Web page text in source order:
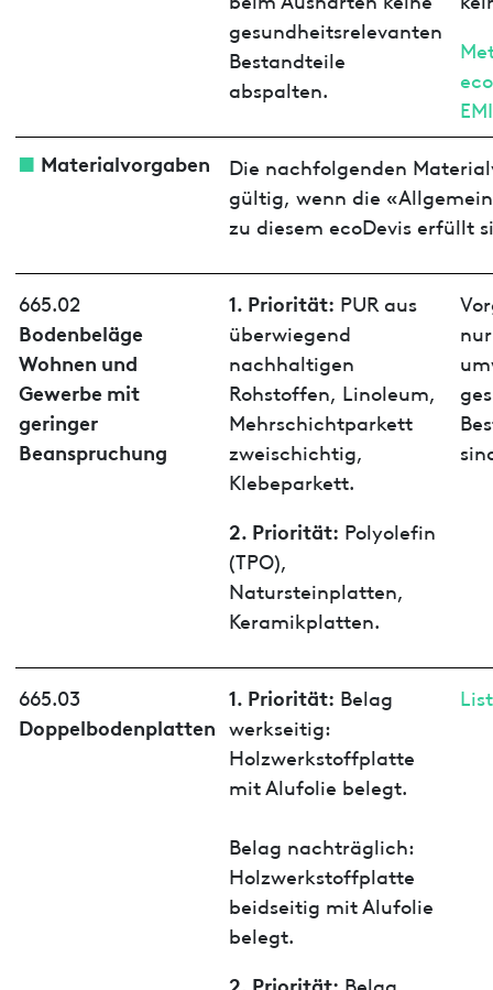
gesundheitsrelevanten
Bestandteile
abspalten.
Materialvorgaben
Die nachfolgenden
gültig, wenn die
zu diesem ecoDevis erfüllt
665.02
Bodenbeläge
Wohnen und
Gewerbe mit
geringer
Beanspruchung
1. Priorität: PUR aus
überwiegend
nachhaltigen
Rohstoffen, Linoleum,
Mehrschichtparkett
zweischichtig,
Klebeparkett.
2. Priorität: Polyolefin
(TPO),
Natursteinplatten,
Keramikplatten.
665.03
Doppelbodenplatten
1. Priorität: Belag
werkseitig:
Holzwerkstoffplatte
mit Alufolie belegt.
Belag nachträglich:
Holzwerkstoffplatte
beidseitig mit Alufolie
belegt.
2. Priorität: Belag